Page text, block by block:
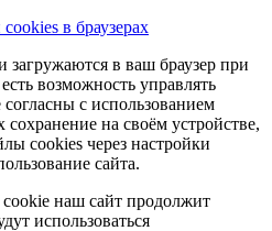
в браузерах
в ваш браузер при
возможность управлять
с использованием
сохранение на своём устройстве,
cookies через настройки
сайта.
наш сайт продолжит
использоваться